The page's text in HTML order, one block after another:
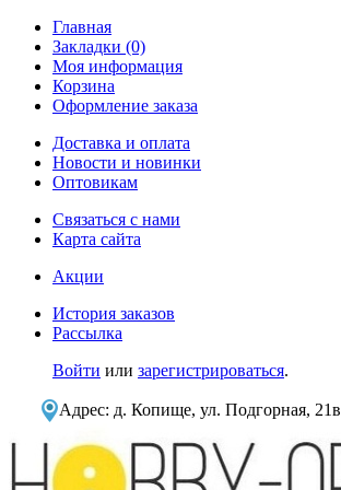
Главная
Закладки (0)
Моя информация
Корзина
Оформление заказа
Доставка и оплата
Новости и новинки
Оптовикам
Связаться с нами
Карта сайта
Акции
История заказов
Рассылка
Войти или зарегистрироваться.
Адрес: д. Копище, ул. Подгорная, 21в